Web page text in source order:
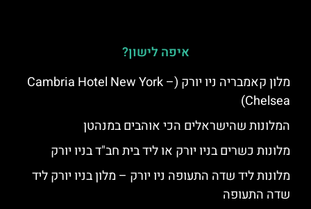
איפה לישון?
מלון קאמבריה ניו יורק (Cambria Hotel New York –
Chelsea)
המלונות שהישראלים הכי אוהבים במנהטן
מלונות כשרים בניו יורק או ליד בית חב"ד בניו יורק
מלונות ליד שדה התעופה ניו יורק – מלון בניו יורק ליד
שדה התעופה